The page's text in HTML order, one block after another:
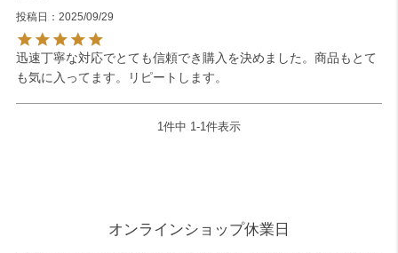
投稿日
2025/09/29
迅速丁寧な対応でとても信頼でき購入を決めました。商品もとて
も気に入ってます。リピートします。
1件中 1-1件表示
オンラインショップ休業日